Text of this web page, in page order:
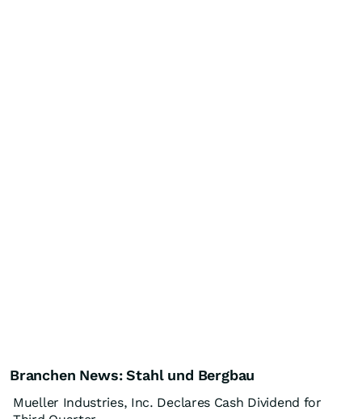
Branchen News: Stahl und Bergbau
Mueller Industries, Inc. Declares Cash Dividend for